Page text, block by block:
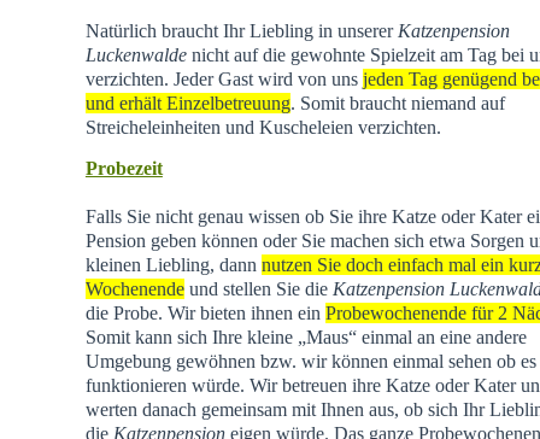
Natürlich braucht Ihr Liebling in unserer Katzenpension
Luckenwaldenicht auf die gewohnte Spielzeit am Tag bei
verzichten. Jeder Gast wird von uns jeden Tag genügend
und erhält Einzelbetreuung. Somit braucht niemand auf
Streicheleinheiten und Kuscheleien verzichten.
Probezeit
Falls Sie nicht genau wissen ob Sie ihre Katze oder Kater
Pension geben können oder Sie machen sich etwa Sorgen
kleinen Liebling, dann nutzen Sie doch einfach mal ein
Wochenendeund stellen Sie die Katzenpension
die Probe. Wir bieten ihnen ein Probewochenende für 2
Somit kann sich Ihre kleine „Maus“ einmal an eine andere
Umgebung gewöhnen bzw. wir können einmal sehen ob es
funktionieren würde. Wir betreuen ihre Katze oder Kater
werten danach gemeinsam mit Ihnen aus, ob sich Ihr
die Katzenpensioneigen würde. Das ganze